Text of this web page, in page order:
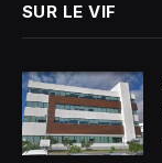
SUR LE VIF